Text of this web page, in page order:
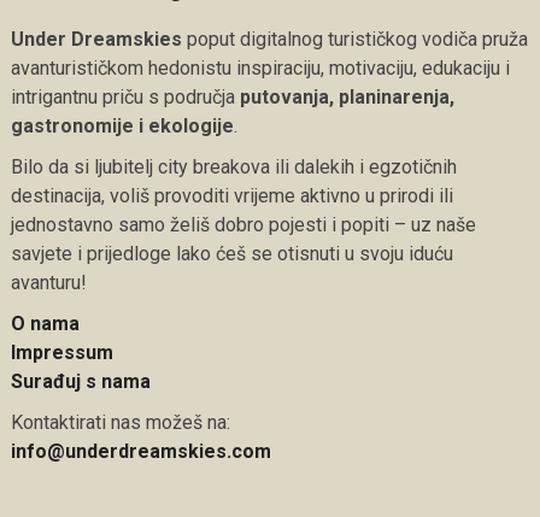
Under Dreamskies poput digitalnog turističkog vodiča pruža
avanturističkom hedonistu inspiraciju, motivaciju, edukaciju i
intrigantnu priču s područja putovanja, planinarenja,
gastronomije i ekologije.
Bilo da si ljubitelj city breakova ili dalekih i egzotičnih
destinacija, voliš provoditi vrijeme aktivno u prirodi ili
jednostavno samo želiš dobro pojesti i popiti – uz naše
savjete i prijedloge lako ćeš se otisnuti u svoju iduću
avanturu!
O nama
Impressum
Surađuj s nama
Kontaktirati nas možeš na:
info@underdreamskies.com